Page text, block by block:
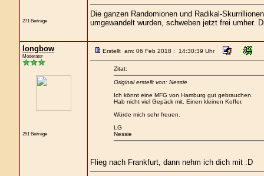
271 Beiträge
Die ganzen Randomionen und Radikal-
umgewandelt wurden, schweben jetzt frei umher.
longbow
Moderator
251 Beiträge
Erstellt am: 06 Feb 2018 : 14:30:39 Uhr
Zitat:
Original erstellt von: Nessie
Ich könnt eine MFG von Hamburg gut gebrauchen.
Hab nicht viel Gepäck mit. Einen kleinen Koffer.
Würde mich sehr freuen.
LG
Nessie
Flieg nach Frankfurt, dann nehm ich dich mit :D